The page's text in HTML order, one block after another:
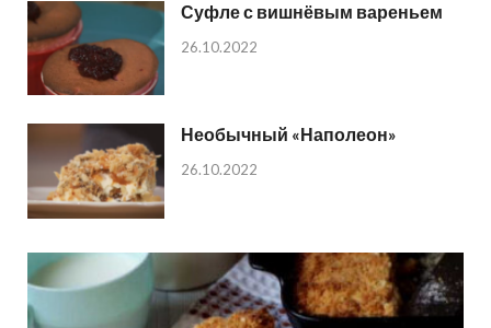
Суфле с вишнёвым вареньем
26.10.2022
Необычный «Наполеон»
26.10.2022